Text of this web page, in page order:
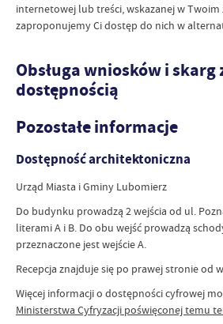
internetowej lub treści, wskazanej w Twoim
zaproponujemy Ci dostęp do nich w
Obsługa wniosków i skarg
dostępnością
Pozostałe informacje
Dostępność architektoniczna
Urząd Miasta i Gminy Lubomierz
Do budynku prowadzą 2 wejścia od ul.
literami A i B. Do obu wejść prowadzą
przeznaczone jest wejście A.
Recepcja znajduje się po prawej stronie od
Więcej informacji o dostępności cyfrowej
Ministerstwa Cyfryzacji poświęconej temu